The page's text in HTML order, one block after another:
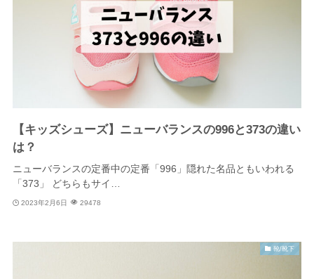
【キッズシューズ】ニューバランスの996と373の違い
は？
ニューバランスの定番中の定番「996」隠れた名品ともいわれる
「373」 どちらもサイ…
2023年2月6日 29478
靴/靴下